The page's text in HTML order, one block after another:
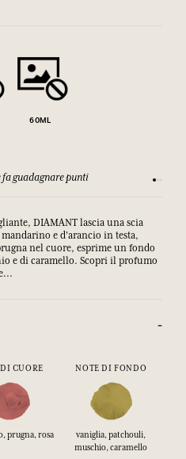
60ML
fa guadagnare punti
DIAMANT lascia una scia
e d'arancio in testa,
nel cuore, esprime un fondo
e di caramello. Scopri il profumo
CUORE NOTE DI FONDO
prugna, rosa
vaniglia, patchouli,
muschio, caramello